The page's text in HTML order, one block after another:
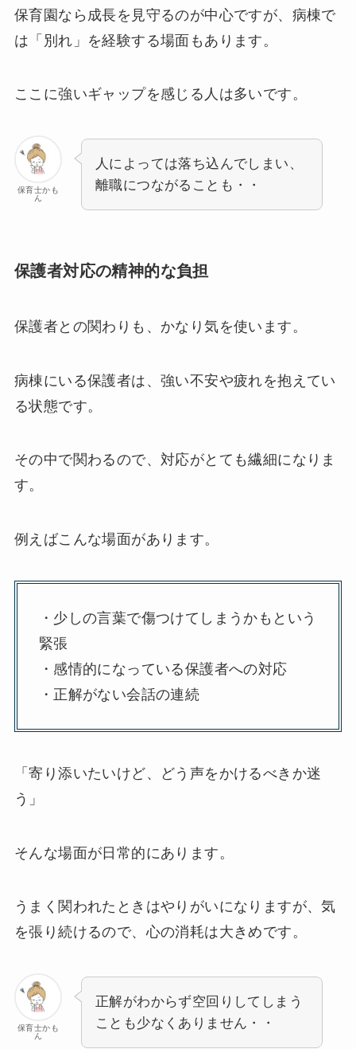
保育園なら成長を見守るのが中心ですが、病棟で
は「別れ」を経験する場面もあります。
ここに強いギャップを感じる人は多いです。
保育士かも
ん
人によっては落ち込んでしまい、
離職につながることも・・
保護者対応の精神的な負担
保護者との関わりも、かなり気を使います。
病棟にいる保護者は、強い不安や疲れを抱えてい
る状態です。
その中で関わるので、対応がとても繊細になりま
す。
例えばこんな場面があります。
・少しの言葉で傷つけてしまうかもという
緊張
・感情的になっている保護者への対応
・正解がない会話の連続
「寄り添いたいけど、どう声をかけるべきか迷
う」
そんな場面が日常的にあります。
うまく関われたときはやりがいになりますが、気
を張り続けるので、心の消耗は大きめです。
保育士かも
ん
正解がわからず空回りしてしまう
ことも少なくありません・・